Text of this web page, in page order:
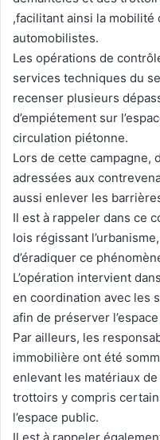
,facilitant ainsi la mobilité
automobilistes.
Les opérations de
services techniques du
recenser plusieurs
d’empiétement sur
circulation piétonne.
Lors de cette campagne,
adressées aux
aussi enlever les
Il est à rappeler dans ce
lois régissant
d’éradiquer ce
L’opération intervient
en coordination avec les
afin de préserver
Par ailleurs, les
immobilière ont été
enlevant les matériaux
trottoirs y compris
l’espace public.